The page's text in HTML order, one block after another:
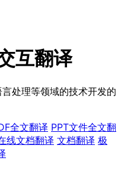
互翻译
处理等领域的技术开发的
全文翻译 PPT文件全文翻
线文档翻译 文档翻译 极